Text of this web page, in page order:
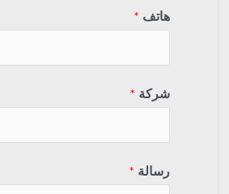
هاتف *
شركة *
رسالة *